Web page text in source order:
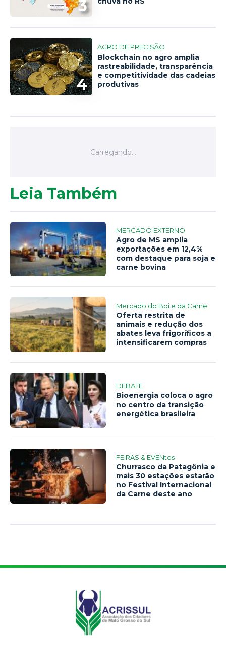
3
4
AGRO DE PRECISÃO
Blockchain no agro amplia
rastreabilidade, transparência
e competitividade das cadeias
produtivas
Leia Também
MERCADO EXTERNO
Agro de MS amplia
exportações em 12,4%
com destaque para soja e
carne bovina
Mercado do Boi e da Carne
Oferta restrita de
animais e redução dos
abates leva frigoríficos a
intensificarem compras
DEBATE
Bioenergia coloca o agro
no centro da transição
energética brasileira
FEIRAS & EVENtos
Churrasco da Patagônia e
mais 30 estações estarão
no Festival Internacional
da Carne deste ano